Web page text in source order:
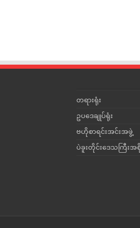
တရားရုံး
ဥပဒေချုပ်ရုံး
ဗဟိုစာရင်းအင်းအဖွဲ့
ပဲခူးတိုင်းဒေသကြီးအ